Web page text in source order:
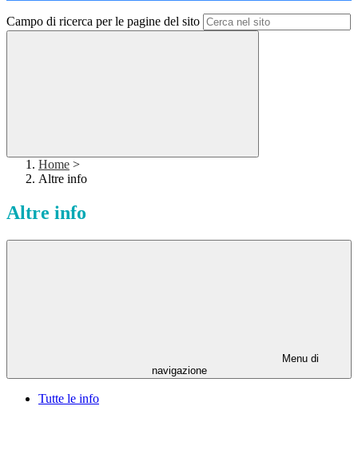
Campo di ricerca per le pagine del sito
Home >
Altre info
Altre info
Menu di
navigazione
Tutte le info